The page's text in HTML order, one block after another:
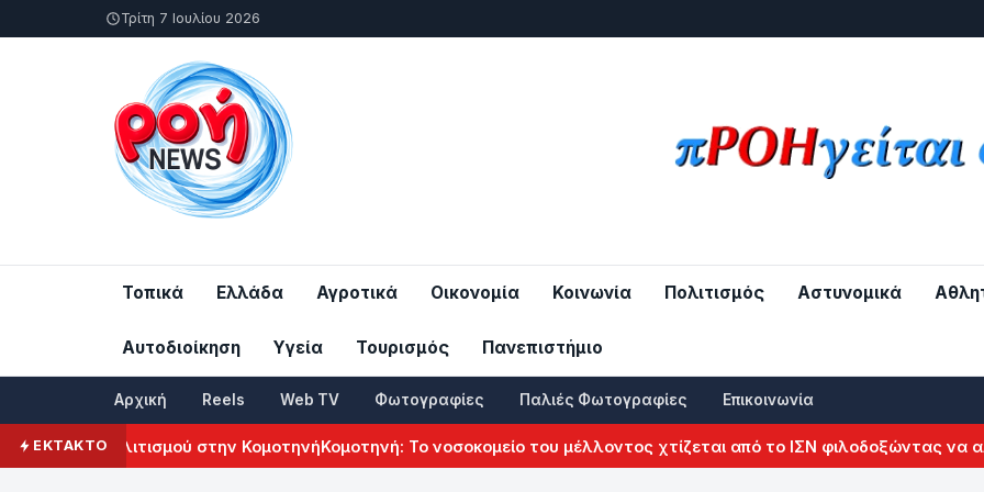
Τρίτη 7 Ιουλίου 2026
Τοπικά Ελλάδα Αγροτικά Οικονομία Κοινωνία Πολιτισμός Αστυνομικά
Αυτοδιοίκηση Υγεία Τουρισμός Πανεπιστήμιο
Αρχική Reels Web TV Φωτογραφίες Παλιές Φωτογραφίες Επικοινωνία
ΕΚΤΑΚΤΟ
Πολιτισμού στην ΚομοτηνήΚομοτηνή: Το νοσοκομείο του μέλλοντος χτίζεται από το ΙΣΝ φιλοδοξώντας να